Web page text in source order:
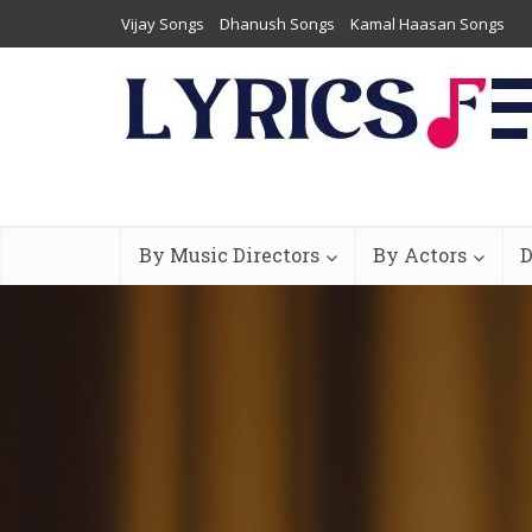
Vijay Songs Dhanush Songs Kamal Haasan Songs
By Music Directors By Actors